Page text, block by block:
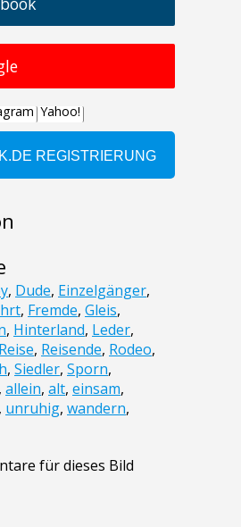
, Dude, Einzelgänger,
, Fremde, Gleis,
, Hinterland, Leder,
Reise, Reisende, Rodeo,
, Siedler, Sporn,
, allein, alt, einsam,
, unruhig, wandern,
für dieses Bild